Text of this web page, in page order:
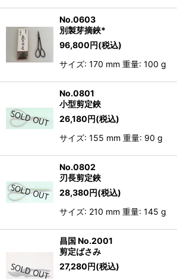
No.0603
別製芽摘鋏*
96,800円(税込)
サイズ: 170 mm 重量: 100 g
No.0801
小型剪定鋏
26,180円(税込)
サイズ: 155 mm 重量: 90 g
No.0802
刃長剪定鋏
28,380円(税込)
サイズ: 210 mm 重量: 145 g
昌国 No.2001
剪定ばさみ
27,280円(税込)